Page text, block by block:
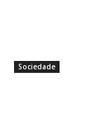
Sociedade